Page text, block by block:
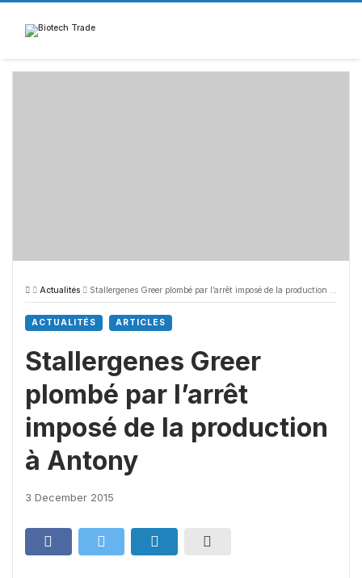
Skip
content
Actualités Stallergenes Greer plombé par l’arrêt imposé de la production à Antony
ACTUALITÉS ARTICLES
Stallergenes Greer
plombé par l’arrêt
imposé de la production
à Antony
3 December 2015